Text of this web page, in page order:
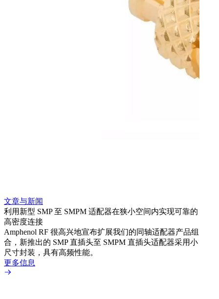
文章与新闻
利用新型 SMP 至 SMPM 适配器在狭小空间内实现可靠的
高密度连接
Amphenol RF 很高兴地宣布扩展我们的同轴适配器产品组
合，新推出的 SMP 直插头至 SMPM 直插头适配器采用小
尺寸封装，具有高频性能。
更多信息